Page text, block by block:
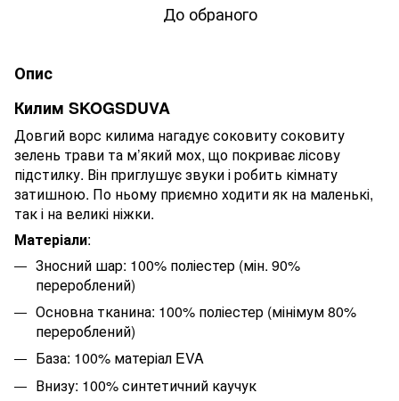
До обраного
Опис
Килим SKOGSDUVA
Довгий ворс килима нагадує соковиту соковиту
зелень трави та м’який мох, що покриває лісову
підстилку. Він приглушує звуки і робить кімнату
затишною. По ньому приємно ходити як на маленькі,
так і на великі ніжки.
Матеріали:
Зносний шар: 100% поліестер (мін. 90%
перероблений)
Основна тканина: 100% поліестер (мінімум 80%
перероблений)
База: 100% матеріал EVA
Внизу: 100% синтетичний каучук